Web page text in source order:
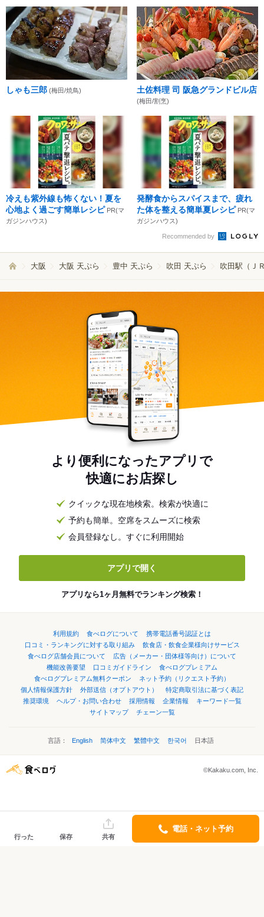
しゃも三郎 (梅田/焼鳥) 土佐料理 司 阪急グランドビル店
(梅田/割烹)
冷えも紫外線も怖くない！夏を
心地よく過ごす簡単レシピ PR(マ
ガジンハウス)
発酵食からスパイスまで、疲れ
た体を整える簡単夏レシピ PR(マ
ガジンハウス)
Recommended by
大阪 大阪 天ぷら 豊中 天ぷら 吹田 天ぷら 吹田駅（Ｊ
より便利になったアプリで
快適にお店探し
クイックな現在地検索。検索が快適に
予約も簡単。空席をスムーズに検索
会員登録なし。すぐに利用開始
アプリで開く
アプリなら1ヶ月無料でランキング検索！
利用規約 食べログについて
携帯電話番号認証とは
口コミ・ランキングに対する取り組み
飲食店・飲食企業様向けサービス
食べログ店舗会員について
広告（メーカー・団体様等向け）について
機能改善要望
口コミガイドライン
食べログプレミアム
食べログプレミアム無料クーポン
ネット予約（リクエスト予約）
個人情報保護方針
外部送信（オプトアウト）
特定商取引法に基づく表記
推奨環境
ヘルプ・お問い合わせ 採用情報 企業情報
キーワード一覧
サイトマップ
チェーン一覧
言語： English 简体中文 繁體中文 한국어 日本語
©Kakaku.com, Inc.
行った 保存 共有
電話・ネット予約